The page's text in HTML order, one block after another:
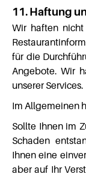
11. Haftung
Wir haften
für die
Angebote. Wir
unserer Services.
Im Allgemeinen
Sollte Ihnen im
Schaden
Ihnen eine
aber auf Ihr